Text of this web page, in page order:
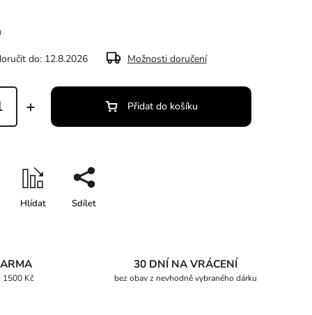
do: 12.8.2026 Možnosti doručení
Přidat do košíku
Hlídat Sdílet
1500 Kč
30 DNÍ NA VRÁCENÍ
bez obav z nevhodně vybraného dárku